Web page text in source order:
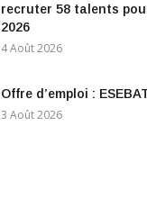
recruter 58 talents
2026
4 Août 2026
Offre d’emploi :
3 Août 2026